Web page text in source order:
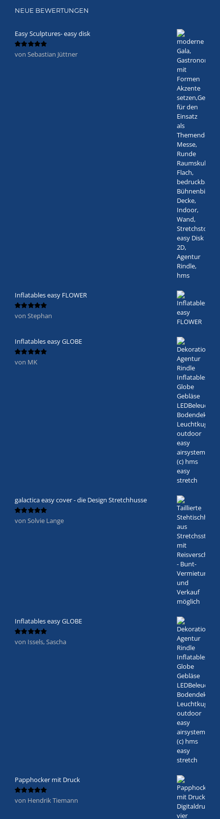
NEUE BEWERTUNGEN
Easy Sculptures- easy disk
Bewertet
von Sebastian Jüttner
Inflatables easy FLOWER
Bewertet
von 5
von Stephan
Inflatables easy GLOBE
Bewertet
von MK
galactica easy cover - die Design Stretchhusse
Bewertet
von Solvie Lange
Inflatables easy GLOBE
Bewertet
von Issels, Sascha
Papphocker mit Druck
Bewertet
von Hendrik Tiemann